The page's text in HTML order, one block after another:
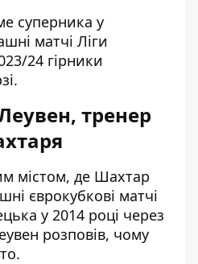
суперника у
матчі Ліги
24 гірники
тренер
містом, де Шахтар
єврокубкові матчі
у 2014 році через
розповів, чому